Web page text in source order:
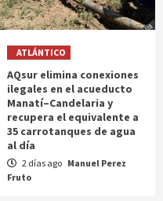
ATLÁNTICO
AQsur elimina conexiones
ilegales en el acueducto
Manatí–Candelaria y
recupera el equivalente a
35 carrotanques de agua
al día
2 días ago Manuel Perez
Fruto